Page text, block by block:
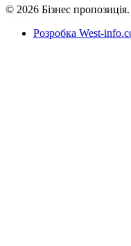
© 2026 Бізнес
Розробка West-